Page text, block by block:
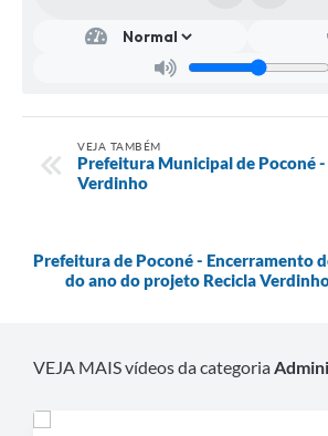
VEJA TAMBÉM
Prefeitura Municipal de Poconé
Verdinho
Prefeitura de Poconé - Encerramento
do ano do projeto Recicla
VEJA MAIS vídeos da categoria